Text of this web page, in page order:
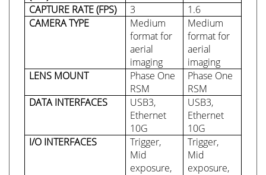
CAPTURE RATE (FPS) 3
1.6
CAMERA TYPE
Medium
format for
aerial
imaging
Medium
format for
aerial
imaging
LENS MOUNT
Phase One
RSM
Phase One
RSM
DATA INTERFACES
USB3,
Ethernet
10G
USB3,
Ethernet
10G
I/O INTERFACES
Trigger,
Mid
exposure,
Trigger,
Mid
exposure,